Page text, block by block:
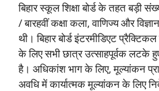
बिहार स्कूल शिक्षा बोर्ड के तहत बड़ी
/ बारहवीं कक्षा कला, वाणिज्य और
थी। बिहार बोर्ड इंटरमीडिएट
के लिए सभी छात्र उत्साहपूर्वक लटके
है। अधिकांश भाग के लिए, मूल्यांकन
अवधि में कार्यात्मक मूल्यांकन के लिए